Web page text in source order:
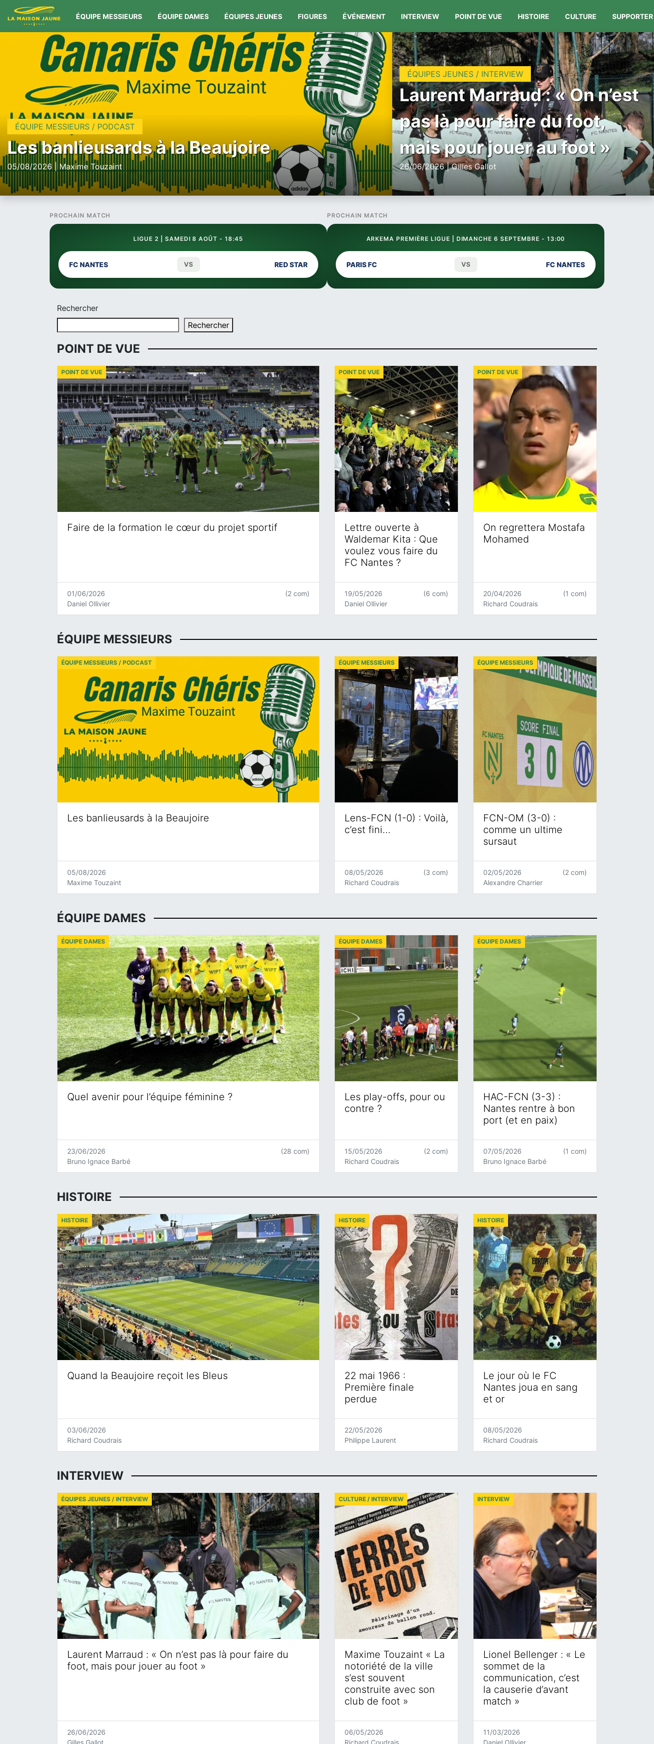
ÉQUIPE MESSIEURS ÉQUIPE DAMES ÉQUIPES JEUNES FIGURES ÉVÉNEMENT INTERVIEW POINT DE VUE HISTOIRE CULTURE SUPPORTER
ÉQUIPE MESSIEURS / PODCAST
Les banlieusards à la Beaujoire
05/08/2026 | Maxime Touzaint
ÉQUIPES JEUNES / INTERVIEW
Laurent Marraud : « On n’est
pas là pour faire du foot,
mais pour jouer au foot »
26/06/2026 | Gilles Gallot
PROCHAIN MATCH
LIGUE 2 | SAMEDI 8 AOÛT - 18:45
FC NANTES VS RED STAR
PROCHAIN MATCH
ARKEMA PREMIÈRE LIGUE | DIMANCHE 6 SEPTEMBRE - 13:00
PARIS FC VS FC NANTES
Rechercher
Rechercher
POINT DE VUE
Faire de la formation le cœur du projet sportif
POINT DE VUE
01/06/2026
Daniel Ollivier
(2 com)
Lettre ouverte à
Waldemar Kita : Que
voulez vous faire du
FC Nantes ?
POINT DE VUE
19/05/2026
Daniel Ollivier
(6 com)
On regrettera Mostafa
Mohamed
POINT DE VUE
20/04/2026
Richard Coudrais
(1 com)
ÉQUIPE MESSIEURS
Les banlieusards à la Beaujoire
ÉQUIPE MESSIEURS / PODCAST
05/08/2026
Maxime Touzaint
Lens-FCN (1-0) : Voilà,
c’est fini…
ÉQUIPE MESSIEURS
08/05/2026
Richard Coudrais
(3 com)
FCN-OM (3-0) :
comme un ultime
sursaut
ÉQUIPE MESSIEURS
02/05/2026
Alexandre Charrier
(2 com)
ÉQUIPE DAMES
Quel avenir pour l’équipe féminine ?
ÉQUIPE DAMES
23/06/2026
Bruno Ignace Barbé
(28 com)
Les play-offs, pour ou
contre ?
ÉQUIPE DAMES
15/05/2026
Richard Coudrais
(2 com)
HAC-FCN (3-3) :
Nantes rentre à bon
port (et en paix)
ÉQUIPE DAMES
07/05/2026
Bruno Ignace Barbé
(1 com)
HISTOIRE
Quand la Beaujoire reçoit les Bleus
HISTOIRE
03/06/2026
Richard Coudrais
22 mai 1966 :
Première finale
perdue
HISTOIRE
22/05/2026
Philippe Laurent
Le jour où le FC
Nantes joua en sang
et or
HISTOIRE
08/05/2026
Richard Coudrais
INTERVIEW
Laurent Marraud : « On n’est pas là pour faire du
foot, mais pour jouer au foot »
ÉQUIPES JEUNES / INTERVIEW
26/06/2026
Gilles Gallot
Maxime Touzaint « La
notoriété de la ville
s’est souvent
construite avec son
club de foot »
CULTURE / INTERVIEW
06/05/2026
Richard Coudrais
Lionel Bellenger : « Le
sommet de la
communication, c’est
la causerie d’avant
match »
INTERVIEW
11/03/2026
Daniel Ollivier